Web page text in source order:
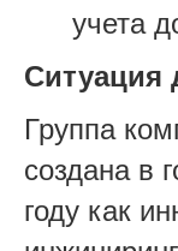
учета
Ситуация
Группа
создана в
году как